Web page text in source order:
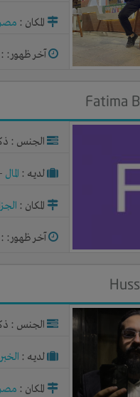
المكان :
آخر ظهور: : منذ
Fatima
الجنس :
لديـه : المال -
المكان :
آخر ظهور: :
الجنس :
لديـه :
المكان :